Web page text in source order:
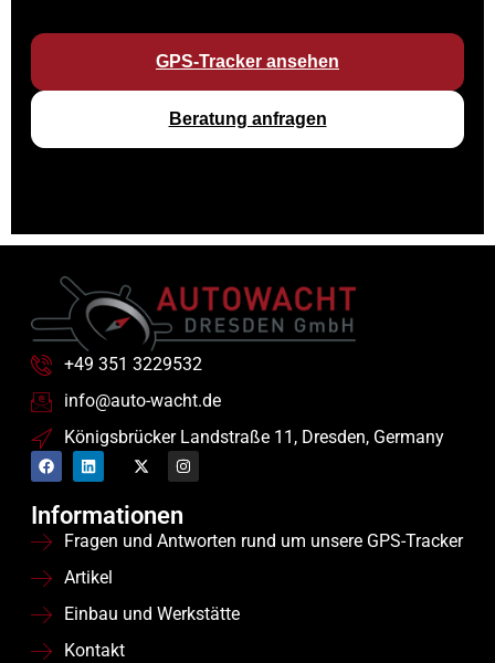
GPS-Tracker ansehen
Beratung anfragen
+49 351 3229532
info@auto-wacht.de
Königsbrücker Landstraße 11, Dresden, Germany
Informationen
Fragen und Antworten rund um unsere GPS-Tracker
Artikel
Einbau und Werkstätte
Kontakt